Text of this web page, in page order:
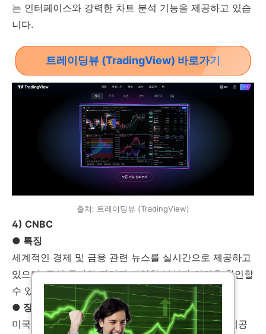
는 인터페이스와 강력한 차트 분석 기능을 제공하고 있습
니다.
트레이딩뷰 (TradingView) 바로가기
출처: 트레이딩뷰 (TradingView)
4) CNBC
● 특징
세계적인 경제 및 금융 관련 뉴스를 실시간으로 제공하고
있으며, 주식 투자와 관련된 다양한 분석과 의견을 확인할
수 있는 플랫폼입니다.
● 장점
미국 주식 및 경제 이슈에 대한 최신 뉴스와 해석을 제공